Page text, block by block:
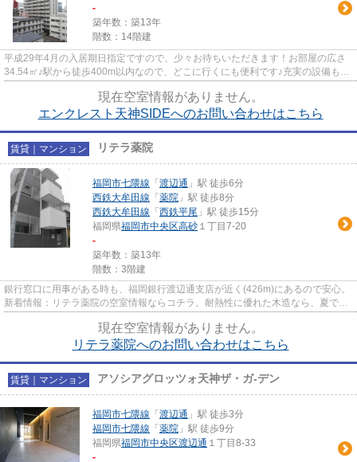
-
築年数：築13年
階数：14階建
平成29年4月の入居期日指定ですので、少々お待ちいただきます！お部屋の広さ
34.54㎡♪駅から徒歩400m以内なので、どこに行くにも便利です♪充実の設備もあ
りながら、家賃は8.2万円です☆...
現在空室情報がありません。
エンクレスト天神SIDEへのお問い合わせはこちら
賃貸｜マンション リテラ薬院
福岡市七隈線 「渡辺通 」駅 徒歩6分
西鉄大牟田線 「薬院 」駅 徒歩8分
西鉄大牟田線 「西鉄平尾 」駅 徒歩15分
福岡県福岡市中央区高砂 １丁目7-20
-
築年数：築13年
階数：3階建
銀行窓口に用事がある時も、福岡銀行渡辺通支店が近く(426m)にあるので安心。
新着情報：リテラ薬院の空室情報ならコチラ。耐熱性に優れた木造なら、夏でも
快適に過ごせますね。住みよ...
現在空室情報がありません。
リテラ薬院へのお問い合わせはこちら
賃貸｜マンション アソシアグロッツォ天神ザ・ガ-デン
福岡市七隈線 「渡辺通 」駅 徒歩3分
福岡市七隈線 「薬院 」駅 徒歩9分
福岡県福岡市中央区渡辺通 １丁目8-33
-